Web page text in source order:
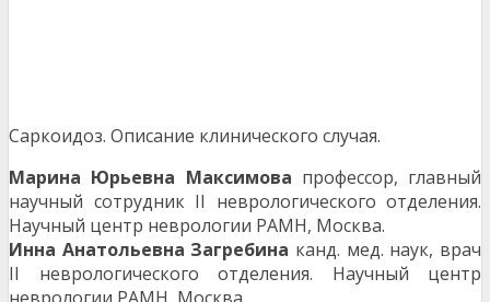
Саркоидоз. Описание клинического случая.
Марина Юрьевна Максимова профессор, главный
научный сотрудник II неврологи­ческого отделения.
Научный центр неврологии РАМН, Москва.
Инна Анатольевна Загребина канд. мед. наук, врач
II неврологического отделения. Научный центр